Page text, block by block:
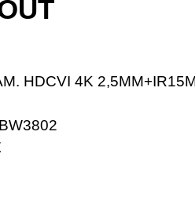
HDCVI 4K